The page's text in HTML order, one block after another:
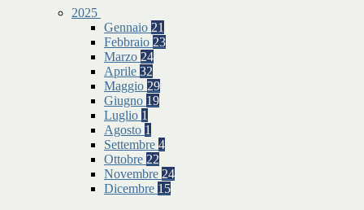
2025
Gennaio 21
Febbraio 23
Marzo 24
Aprile 32
Maggio 29
Giugno 19
Luglio 1
Agosto 1
Settembre 4
Ottobre 22
Novembre 24
Dicembre 15